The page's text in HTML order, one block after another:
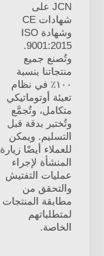
JCN على
شهادات CE
وشهادة ISO
9001:2015.
وتُصنع جميع
منتجاتنا بنسبة
١٠٠٪ في نظام
تعبئة أوتوماتيكي
متكامل، وتُجمَّع
وتُختبر بدقة قبل
التسليم. ويمكن
للعملاء أيضًا زيارة
المنشأة لإجراء
عمليات التفتيش
والتحقق من
مطابقة المنتجات
لمتطلباتهم
الخاصة.